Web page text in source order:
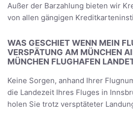
Außer der Barzahlung bieten wir
von allen gängigen
WAS GESCHIET WENN MEIN
VERSPÄTUNG AM MÜNCHEN
MÜNCHEN FLUGHAFEN
Keine Sorgen, anhand Ihrer
die Landezeit Ihres Fluges in
holen Sie trotz versptäteter